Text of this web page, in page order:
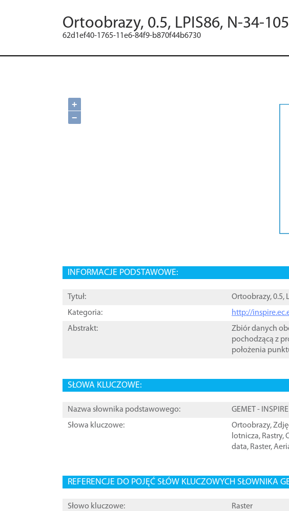
Ortoobrazy, 0.5, LPIS86, N-34-
62d1ef40-1765-11e6-84f9-b870f44b6730
+
−
INFORMACJE PODSTAWOWE:
Tytuł:
Ortoobrazy, 0.5,
Kategoria:
http://
Abstrakt:
Zbiór danych
pochodzącą z
położenia
SŁOWA KLUCZOWE:
Nazwa słownika podstawowego:
GEMET -
Słowa kluczowe:
Ortoobrazy,
lotnicza, Rastry,
data, Raster,
REFERENCJE DO POJĘĆ SŁÓW KLUCZOWYCH SŁOWNIKA
Słowo kluczowe:
Raster